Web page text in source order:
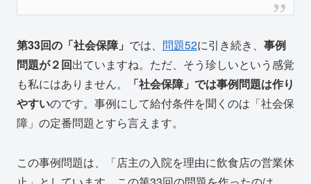
第33回の「社会保障」 では、 問題52に引き続き、 事例
問題が２回出ていますね。ただ、そう珍しいという感覚
も私にはありません。
「社会保障」では事例問題は作り
やすいのです。事例にして給付条件を聞くのは「社会保
障」の定番問題とすら言えます。
この事例問題は、「店主の入院を理由に飲食店の営業休